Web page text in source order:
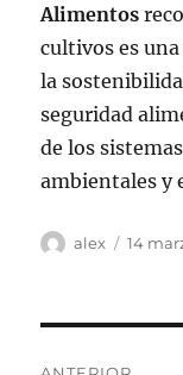
Alimentos
cultivos es
la
seguridad
de los
ambientales y
Autor
alex 14